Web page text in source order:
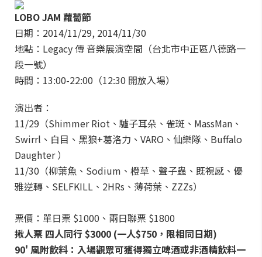
LOBO JAM 蘿蔔節
日期：2014/11/29, 2014/11/30
地點：Legacy 傳 音樂展演空間（台北市中正區八德路一
段一號）
時間：13:00-22:00（12:30 開放入場）
演出者：
11/29（Shimmer Riot、驢子耳朵、雀斑、MassMan、
Swirrl、白目、黑狼+葛洛力、VARO、仙樂隊、Buffalo
Daughter ）
11/30（柳葉魚、Sodium、橙草、聲子蟲、既視感、優
雅逆轉、SELFKILL、2HRs、薄荷葉、ZZZs）
票價：單日票 $1000、兩日聯票 $1800
揪人票 四人同行 $3000 (一人$750，限相同日期)
90' 風附飲料：入場觀眾可獲得獨立啤酒或非酒精飲料一